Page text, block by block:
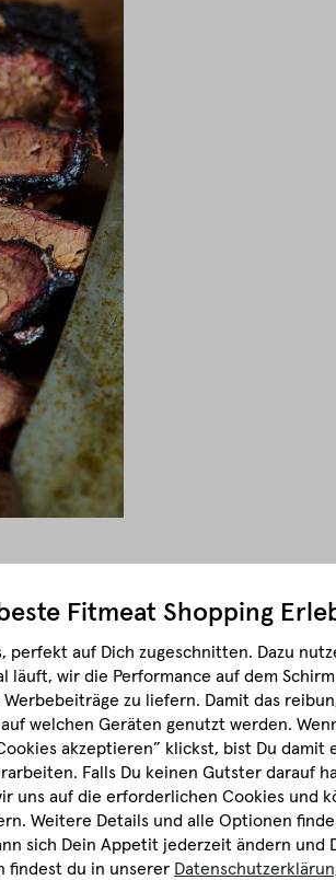
ziemlich einfältig! Denn kaum etwas
Geschmackserlebnis sollte sich jeder
Rinderbrust. Sie bestehen aus dem Flat
werden diese beiden Muskeln durch
eignet. Sowohl Point als auch Flat
Fitmeat Shopping
perfekt auf Dich zugeschnitten. Dazu
läuft, wir die Performance auf dem
zu liefern. Damit das
welchen Geräten genutzt werden.
akzeptieren” klickst, bist Du damit
Falls Du keinen Gutster darauf
uns auf die erforderlichen Cookies und
Weitere Details und alle Optionen
sich Dein Appetit jederzeit ändern und
findest du in unserer